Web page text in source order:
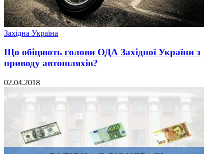
Західна Україна
Що обіцяють голови ОДА Західної України з
приводу автошляхів?
02.04.2018